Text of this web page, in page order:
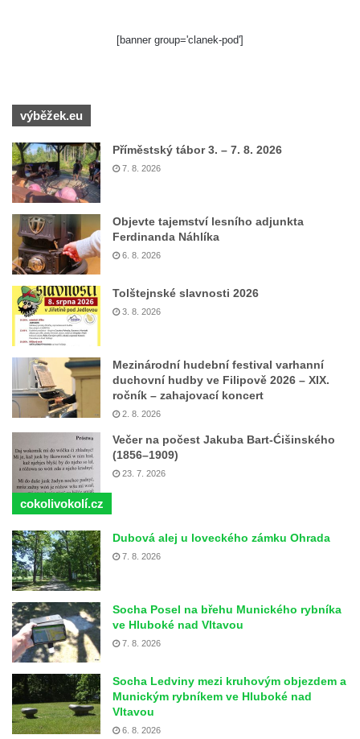
[banner group='clanek-pod']
výběžek.eu
Příměstský tábor 3. – 7. 8. 2026
7. 8. 2026
Objevte tajemství lesního adjunkta
Ferdinanda Náhlíka
6. 8. 2026
Tolštejnské slavnosti 2026
3. 8. 2026
Mezinárodní hudební festival varhanní
duchovní hudby ve Filipově 2026 – XIX.
ročník – zahajovací koncert
2. 8. 2026
Večer na počest Jakuba Bart-Ćišinského
(1856–1909)
23. 7. 2026
cokolivokolí.cz
Dubová alej u loveckého zámku Ohrada
7. 8. 2026
Socha Posel na břehu Munického rybníka
ve Hluboké nad Vltavou
7. 8. 2026
Socha Ledviny mezi kruhovým objezdem a
Munickým rybníkem ve Hluboké nad
Vltavou
6. 8. 2026